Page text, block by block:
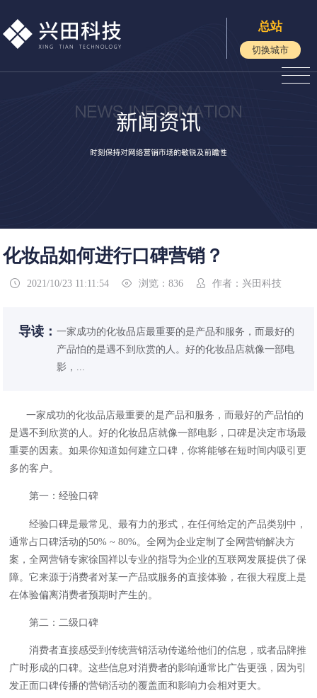
总站
切换城市
化妆品如何进行口碑营销？
 2021/10/23 11:11:54  浏览：836  作者：兴田科技
导读：一家成功的化妆品店最重要的是产品和服务，而最好的
产品怕的是遇不到欣赏的人。好的化妆品店就像一部电
影，...
一家成功的化妆品店最重要的是产品和服务，而最好的产品怕的
是遇不到欣赏的人。好的化妆品店就像一部电影，口碑是决定市场最
重要的因素。如果你知道如何建立口碑，你将能够在短时间内吸引更
多的客户。
第一：经验口碑
经验口碑是最常见、最有力的形式，在任何给定的产品类别中，
通常占口碑活动的50% ~ 80%。全网为企业定制了全网营销解决方
案，全网营销专家徐国祥以专业的指导为企业的互联网发展提供了保
障。它来源于消费者对某一产品或服务的直接体验，在很大程度上是
在体验偏离消费者预期时产生的。
第二：二级口碑
消费者直接感受到传统营销活动传递给他们的信息，或者品牌推
广时形成的口碑。这些信息对消费者的影响通常比广告更强，因为引
发正面口碑传播的营销活动的覆盖面和影响力会相对更大。